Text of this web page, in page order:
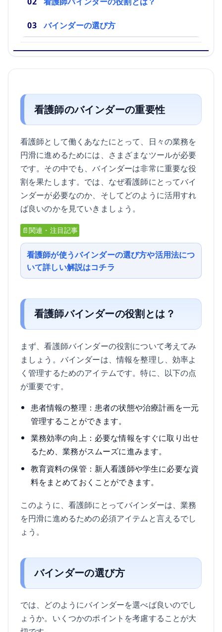
バインダーの選び方
看護師のバインダーの重要性
看護師として働くあなたにとって、日々の業務を
円滑に進めるためには、さまざまなツールが必要
です。その中でも、バインダーは非常に重要な役
割を果たします。では、なぜ看護師にとってバイ
ンダーが必要なのか、そしてどのように活用すれ
ば良いのかを見ていきましょう。
📄関連・注目記事
看護師が使うバインダーの選び方や活用法につ
いて詳しい解説はコチラ
看護師バインダーの役割とは？
まず、看護師バインダーの役割について考えてみ
ましょう。バインダーは、情報を整理し、効率よ
く管理するためのアイテムです。特に、以下の点
が重要です。
患者情報の整理：患者の状態や治療計画を一元
管理することができます。
業務効率の向上：必要な情報をすぐに取り出せ
るため、業務がスムーズに進みます。
教育資料の保管：新人看護師や学生に必要な資
料をまとめておくことができます。
このように、看護師にとってバインダーは、業務
を円滑に進めるための必須アイテムと言えるでし
ょう。
バインダーの選び方
では、どのようにバインダーを選べば良いのでし
ょうか。いくつかのポイントを考慮することが大